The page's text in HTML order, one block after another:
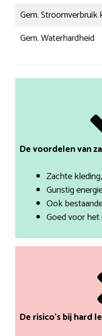
Gem. Stroomverbruik
Gem. Waterhardheid
De voordelen van
Zachte
Gunstig
Ook
Goed voor het
De risico’s bij hard